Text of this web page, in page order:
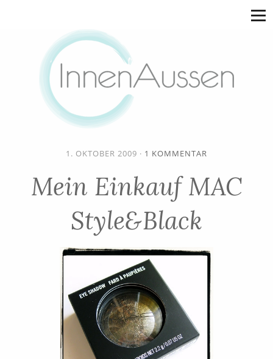
1. OKTOBER 2009 · 1 KOMMENTAR
Mein Einkauf MAC
Style&Black